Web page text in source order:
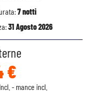
7 notti
31 Agosto 2026
€
- mance incl.